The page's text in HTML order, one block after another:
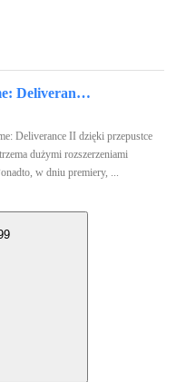
Kingdom Come: Deliverance II (PC) - Steam Key - GLOBAL
Deliverance II dzięki przepustce
dużymi rozszerzeniami
w dniu premiery, ...